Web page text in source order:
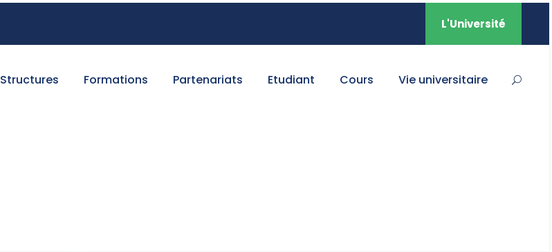
L'Université
Structures Formations Partenariats Etudiant Cours Vie universitaire